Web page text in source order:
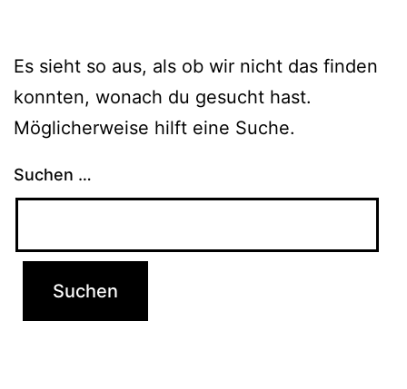
Es sieht so aus, als ob wir nicht das finden
konnten, wonach du gesucht hast.
Möglicherweise hilft eine Suche.
Suchen …